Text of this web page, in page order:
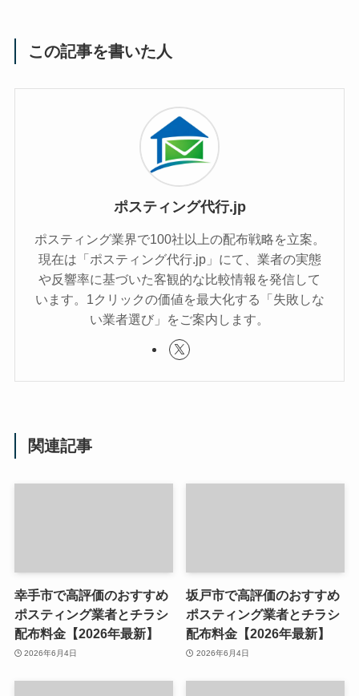
この記事を書いた人
ポスティング代行.jp
ポスティング業界で100社以上の配布戦略を立案。
現在は「ポスティング代行.jp」にて、業者の実態
や反響率に基づいた客観的な比較情報を発信して
います。1クリックの価値を最大化する「失敗しな
い業者選び」をご案内します。
関連記事
幸手市で高評価のおすすめ
ポスティング業者とチラシ
配布料金【2026年最新】
2026年6月4日
坂戸市で高評価のおすすめ
ポスティング業者とチラシ
配布料金【2026年最新】
2026年6月4日